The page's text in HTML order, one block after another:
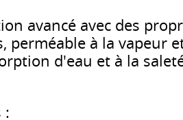
avancé avec des
perméable à la vapeur
d'eau et à la
: